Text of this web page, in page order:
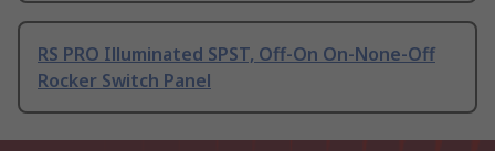
RS PRO Illuminated SPST, Off-On On-None-Off
Rocker Switch Panel